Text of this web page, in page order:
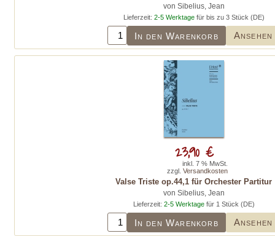
von Sibelius, Jean
Lieferzeit: 2-5 Werktage für bis zu 3 Stück (DE)
In den Warenkorb Ansehen
Valse Triste op.44,1 für Orchester Partitur
von Sibelius, Jean
Lieferzeit: 2-5 Werktagefür 1 Stück (DE)
In den Warenkorb Ansehen
23,90 €
inkl. 7 % MwSt.
zzgl. Versandkosten